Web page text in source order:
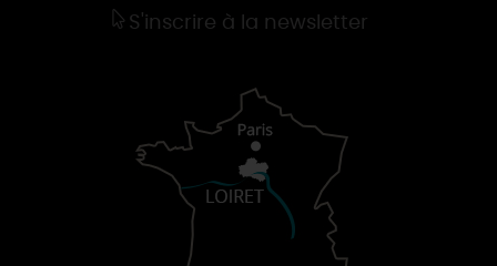
S'inscrire à la newsletter